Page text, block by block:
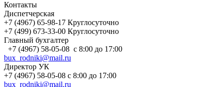
Контакты
Диспетчерская
+7 (4967) 65-98-17 Круглосуточно
+7 (499) 673-33-00 Круглосуточно
Главный бухгалтер
+7 (4967) 58-05-08 с 8:00 до 17:00
bux_rodniki@mail.ru
Директор УК
+7 (4967) 58-05-08 с 8:00 до 17:00
bux_rodniki@mail.ru